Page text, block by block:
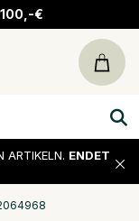
100,-€
ARTIKELN. ENDET